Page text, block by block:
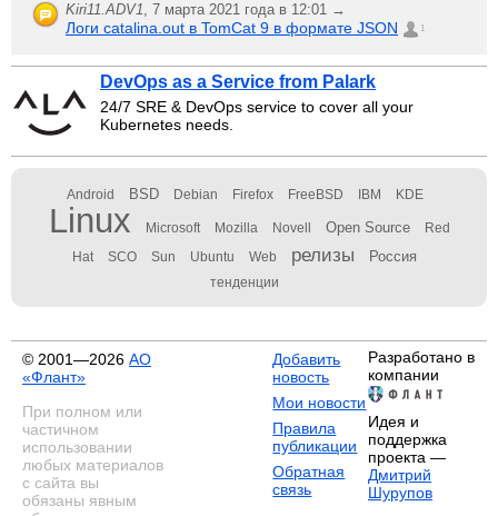
Kiri11.ADV1, 7 марта 2021 года в 12:01 →
Логи catalina.out в TomCat 9 в формате JSON 1
DevOps as a Service from Palark
24/7 SRE & DevOps service to cover all your
Kubernetes needs.
Android BSD Debian Firefox FreeBSD IBM KDE
Linux Microsoft Mozilla Novell Open Source Red
Hat SCO Sun Ubuntu Web релизы Россия
тенденции
© 2001—2026 АО
«Флант»
При полном или
частичном
использовании
любых материалов
с сайта вы
обязаны явным
Добавить
новость
Мои новости
Правила
публикации
Обратная
связь
Разработано в
компании
Идея и
поддержка
проекта —
Дмитрий
Шурупов